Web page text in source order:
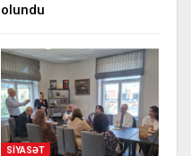
olundu
SIYASƏT